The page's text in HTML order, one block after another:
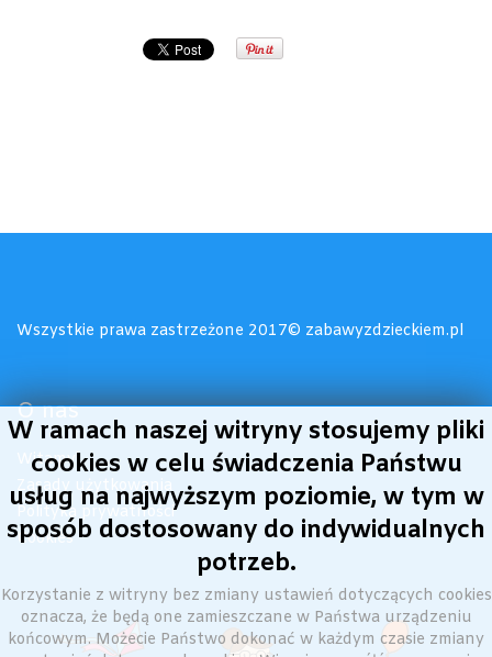
W ramach naszej witryny stosujemy pliki
cookies w celu świadczenia Państwu
usług na najwyższym poziomie, w tym w
sposób dostosowany do indywidualnych
potrzeb.
Korzystanie z witryny bez zmiany ustawień dotyczących cookies
oznacza, że będą one zamieszczane w Państwa urządzeniu
końcowym. Możecie Państwo dokonać w każdym czasie zmiany
Wszystkie prawa zastrzeżone 2017© zabawyzdzieckiem.pl
O nas
Witamy!
Zasady użytkowania
Polityka prywatności
Cookies